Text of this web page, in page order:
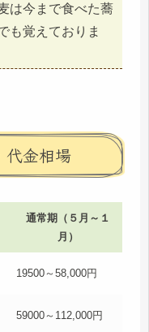
は今まで食べた蕎
も覚えておりま
代金相場
通常期（５月～１
月）
19500～58,000円
59000～112,000円